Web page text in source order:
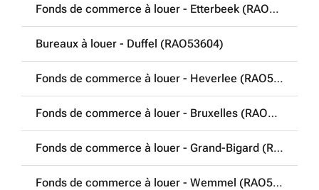
Fonds de commerce à louer - Etterbeek (RAO53599)
Bureaux à louer - Duffel (RAO53604)
Fonds de commerce à louer - Heverlee (RAO53606)
Fonds de commerce à louer - Bruxelles (RAO53617)
Fonds de commerce à louer - Grand-Bigard (RAO53640)
Fonds de commerce à louer - Wemmel (RAO53642)